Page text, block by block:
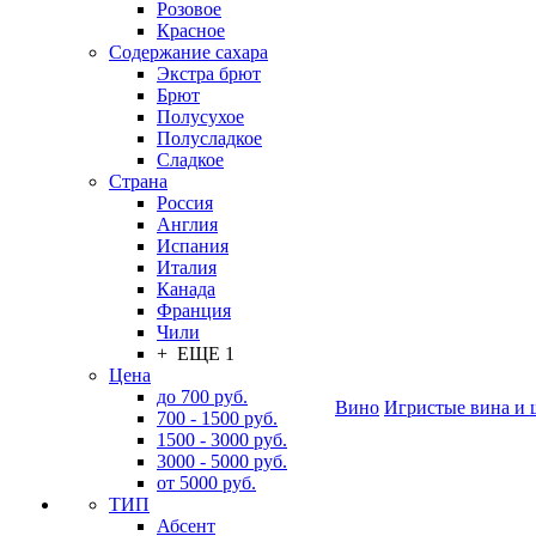
Розовое
Красное
Содержание сахара
Экстра брют
Брют
Полусухое
Полусладкое
Сладкое
Страна
Россия
Англия
Испания
Италия
Канада
Франция
Чили
+ ЕЩЕ 1
Цена
до 700 руб.
700 - 1500 руб.
1500 - 3000 руб.
3000 - 5000 руб.
от 5000 руб.
ТИП
Абсент
Вино Игристые вина и